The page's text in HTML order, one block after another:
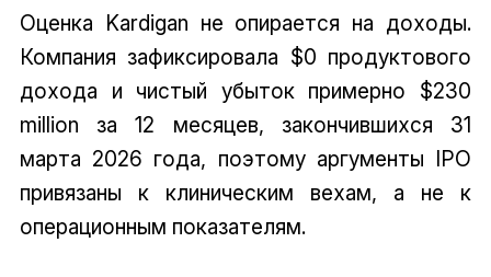
Оценка Kardigan не опирается на доходы.
Компания зафиксировала $0 продуктового
дохода и чистый убыток примерно $230
million за 12 месяцев, закончившихся 31
марта 2026 года, поэтому аргументы IPO
привязаны к клиническим вехам, а не к
операционным показателям.